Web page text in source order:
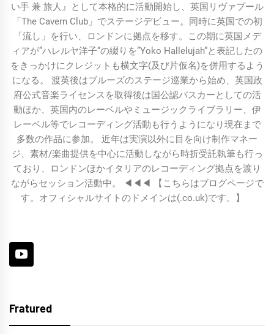
い手 兼 旅人』として本格的に活動開始し、英国リヴァプール
「The Cavern Club」でステージデビュー。同時に英国での初
「流し」を行い、ロンドンに拠点を移す。この期に英国メデ
ィアが”ハレルヤ洋子”の綴りを”Yoko Hallelujah”と表記したの
をきっかけにクレジットも横文字(及び片仮名)を併用するよう
になる。 渡英後はブルーズのステージ巡業から始め、英国政
府公式音楽ライセンスを取得後は国公認バスカーとしての活
動ほか、英国内のレーベルやミュージックライブラリー、伊
レーベル等でレコーディング活動も行うようになり現在まで
多数の作品に参加。 近年は実演以外に目を向け制作マネー
ジ、素材/楽曲提供を中心に活動しながら時折受託執筆も行っ
ており、ロンドンほかイタリアのレコーディング拠点を渡り
ながらセッション活動中。 ◀︎◀︎◀︎ 【こちらはブログページで
す。オフィシャルサイトのドメインは(.co.uk)です。】
Fratured